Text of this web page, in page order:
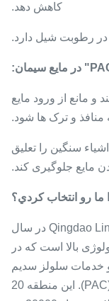
کاهش دهد.
و مانع از ورود مایع
منافذ و ترک ها شود.
سنگین را تعلیق
مایع جلوگیری کند.
ما رو انتخاب کردي؟
شرکت Qingdao Linguang Biotechnology Co، Ltd در سال
بالا است که در
خدمات سلولز سدیم
کاربکسومتیل (CMC) و سلولز پلیانیون (PAC). این منطقه 20